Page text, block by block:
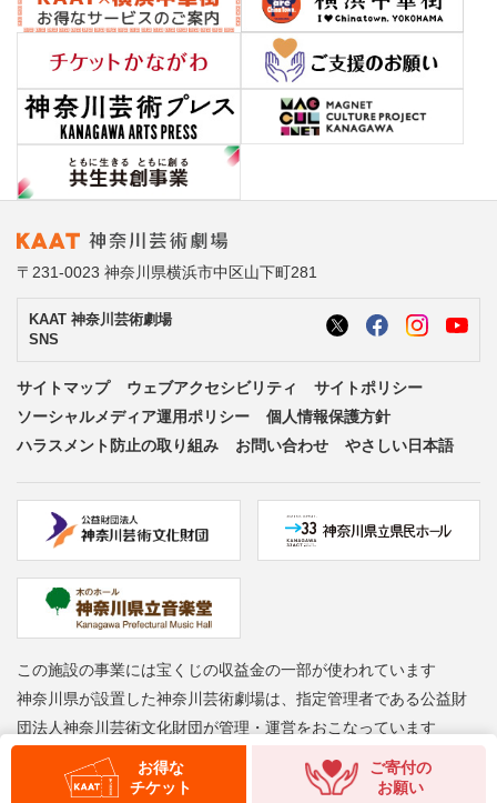
お得な
チケット
ご寄付の
お願い
〒231-0023 神奈川県横浜市中区山下町281
KAAT 神奈川芸術劇場
SNS
サイトマップ ウェブアクセシビリティ
サイトポリシー
ソーシャルメディア運用ポリシー
個人情報保護方針
ハラスメント防止の取り組み
お問い合わせ やさしい日本語
この施設の事業には宝くじの収益金の一部が使われています
神奈川県が設置した神奈川芸術劇場は、指定管理者である公益財
団法人神奈川芸術文化財団が管理・運営をおこなっています
Copyright © Kanagawa Arts Foundation. All rights reserved.